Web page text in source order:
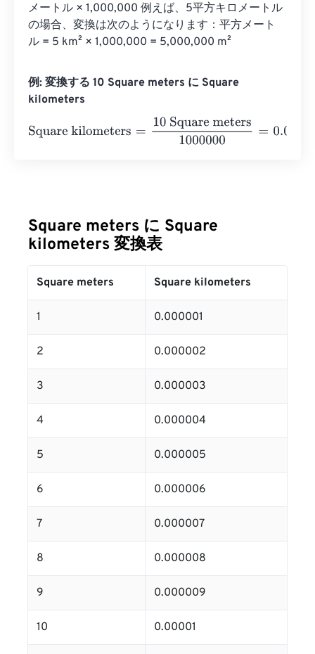
メートル × 1,000,000 例えば、5平方キロメートル
の場合、変換は次のようになります：平方メート
ル = 5 km² × 1,000,000 = 5,000,000 m²
例: 変換する 10 Square meters に Square
kilometers
Square kilometers
10 Square meters1000000 0.00001
Square meters に Square
kilometers 変換表
Square meters Square kilometers
1 0.000001
2 0.000002
3 0.000003
4 0.000004
5 0.000005
6 0.000006
7 0.000007
8 0.000008
9 0.000009
10 0.00001